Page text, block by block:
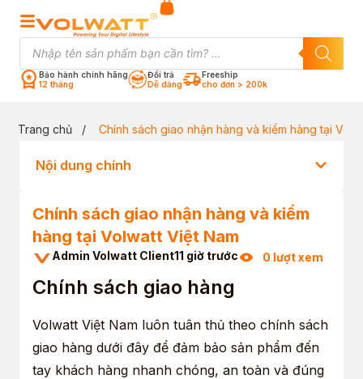
Bảo hành chính hãng
12 tháng
Đổi trả
Dễ dàng
Freeship
cho đơn > 200k
Trang chủ / Chính sách giao nhận hàng và kiểm hàng tại
Nội dung chính
Chính sách giao nhận hàng và kiểm
hàng tại Volwatt Việt Nam
Admin Volwatt Client11 giờ trước 0 lượt xem
Chính sách giao hàng
Volwatt Việt Nam luôn tuân thủ theo chính sách
giao hàng dưới đây để đảm bảo sản phẩm đến
tay khách hàng nhanh chóng, an toàn và đúng